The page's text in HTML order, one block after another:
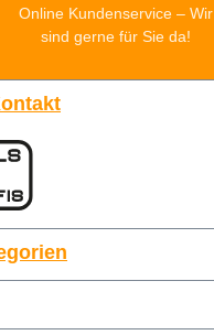
Online Kundenservice – Wir
sind gerne für Sie da!